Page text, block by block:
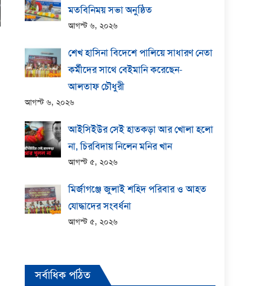
মতবিনিময় সভা অনুষ্ঠিত
আগস্ট ৬, ২০২৬
শেখ হাসিনা বিদেশে পালিয়ে সাধারণ নেতা
কর্মীদের সাথে বেইমানি করেছেন-
আলতাফ চৌধুরী
আগস্ট ৬, ২০২৬
আইসিইউর সেই হাতকড়া আর খোলা হলো
না, চিরবিদায় নিলেন মনির খান
আগস্ট ৫, ২০২৬
মির্জাগঞ্জে জুলাই শহিদ পরিবার ও আহত
যোদ্ধাদের সংবর্ধনা
আগস্ট ৫, ২০২৬
সর্বাধিক পঠিত